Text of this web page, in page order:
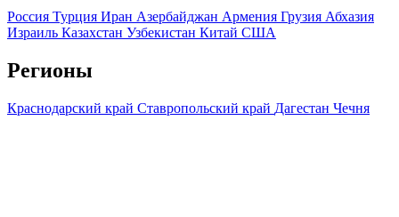
Россия Турция Иран Азербайджан Армения Грузия Абхазия
Израиль Казахстан Узбекистан Китай США
Регионы
Краснодарский край Ставропольский край Дагестан Чечня